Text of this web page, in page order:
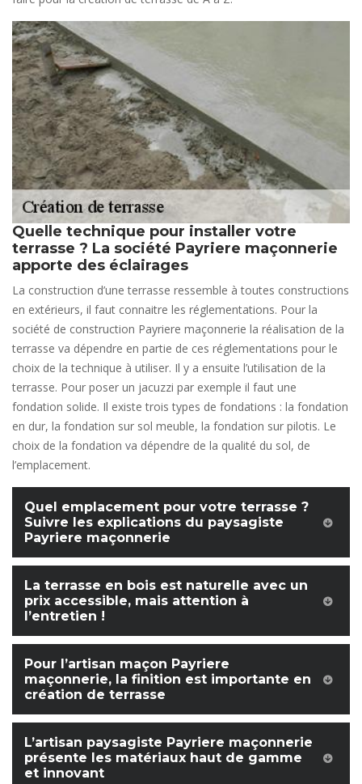
Quelle technique pour installer votre
terrasse ? La société Payriere maçonnerie
apporte des éclairages
La construction d’une terrasse ressemble à toutes constructions
en extérieurs, il faut connaitre les réglementations. Pour la
société de construction Payriere maçonnerie la réalisation de la
terrasse va dépendre en partie de ces réglementations pour le
choix de la technique à utiliser. Il y a ensuite l’utilisation de la
terrasse. Pour poser un jacuzzi par exemple il faut une
fondation solide. Il existe trois types de fondations : la fondation
en dur, la fondation sur sol meuble, la fondation sur pilotis. Le
choix de la fondation va dépendre de la qualité du sol, de
l’emplacement.
Quel emplacement pour votre terrasse ?
Suivre les explications du paysagiste
Payriere maçonnerie
La terrasse en bois est naturelle avec un
prix accessible, mais attention à
l’entretien !
Pour l’artisan maçon Payriere
maçonnerie, la finition est importante en
création de terrasse
L’artisan paysagiste Payriere maçonnerie
présente les matériaux haut de gamme
et innovant